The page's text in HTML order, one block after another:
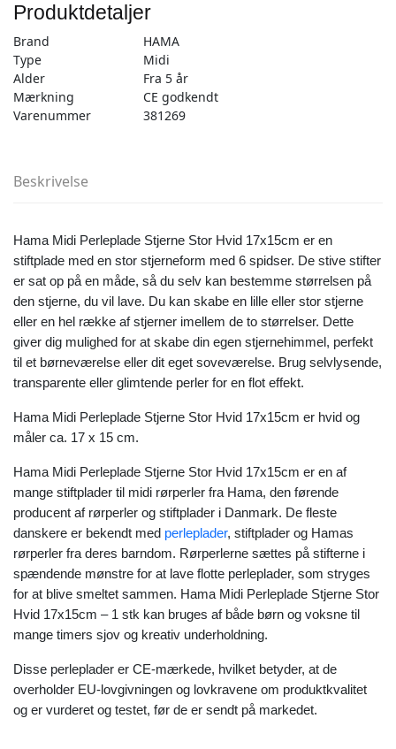
17x15
Hvid
-
1
stk
Produktdetaljer
Brand
HAMA
Type
Midi
Alder
Fra 5 år
Mærkning
CE godkendt
Varenummer
381269
Beskrivelse
Hama Midi Perleplade Stjerne Stor Hvid 17x15cm er en
stiftplade med en stor stjerneform med 6 spidser. De stive stifter
er sat op på en måde, så du selv kan bestemme størrelsen på
den stjerne, du vil lave. Du kan skabe en lille eller stor stjerne
eller en hel række af stjerner imellem de to størrelser. Dette
giver dig mulighed for at skabe din egen stjernehimmel, perfekt
til et børneværelse eller dit eget soveværelse. Brug selvlysende,
transparente eller glimtende perler for en flot effekt.
Hama Midi Perleplade Stjerne Stor Hvid 17x15cm er hvid og
måler ca. 17 x 15 cm.
Hama Midi Perleplade Stjerne Stor Hvid 17x15cm er en af
mange stiftplader til midi rørperler fra Hama, den førende
producent af rørperler og stiftplader i Danmark. De fleste
danskere er bekendt med perleplader, stiftplader og Hamas
rørperler fra deres barndom. Rørperlerne sættes på stifterne i
spændende mønstre for at lave flotte perleplader, som stryges
for at blive smeltet sammen. Hama Midi Perleplade Stjerne Stor
Hvid 17x15cm – 1 stk kan bruges af både børn og voksne til
mange timers sjov og kreativ underholdning.
Disse perleplader er CE-mærkede, hvilket betyder, at de
overholder EU-lovgivningen og lovkravene om produktkvalitet
og er vurderet og testet, før de er sendt på markedet.